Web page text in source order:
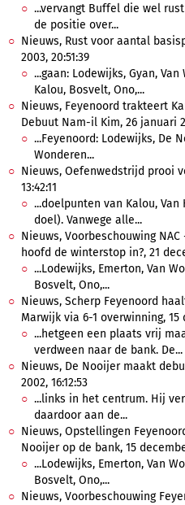
...vervangt Buffel die wel
de positie over...
Nieuws, Rust voor aantal
2003, 20:51:39
...gaan: Lodewijks, Gyan, Van
Kalou, Bosvelt, Ono,...
Nieuws, Feyenoord trakteert
Debuut Nam-il Kim, 26 januari
...Feyenoord: Lodewijks, De
Wonderen...
Nieuws, Oefenwedstrijd prooi
13:42:11
...doelpunten van Kalou, Van
doel). Vanwege alle...
Nieuws, Voorbeschouwing
hoofd de winterstop in?, 21
...Lodewijks, Emerton, Van
Bosvelt, Ono,...
Nieuws, Scherp Feyenoord
Marwijk via 6-1 overwinning, 15
...hetgeen een plaats vrij
verdween naar de bank. De...
Nieuws, De Nooijer maakt
2002, 16:12:53
...links in het centrum. Hij
daardoor aan de...
Nieuws, Opstellingen
Nooijer op de bank, 15
...Lodewijks, Emerton, Van
Bosvelt, Ono,...
Nieuws, Voorbeschouwing